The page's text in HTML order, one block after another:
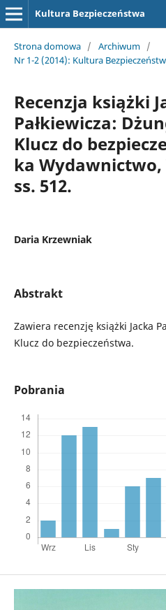
Kultura Bezpieczeństwa
Strona domowa / Archiwum /
Nr 1-2 (2014): Kultura
Recenzja książki
Pałkiewicza:
Klucz do
ka Wydawnictwo,
ss. 512.
Daria Krzewniak
Abstrakt
Zawiera recenzję książki Jacka
Klucz do bezpieczeństwa.
Pobrania